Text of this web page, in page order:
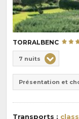
TORRALBENC
de
pension
:
Durée
7 nuits
Présentation et
Transports :